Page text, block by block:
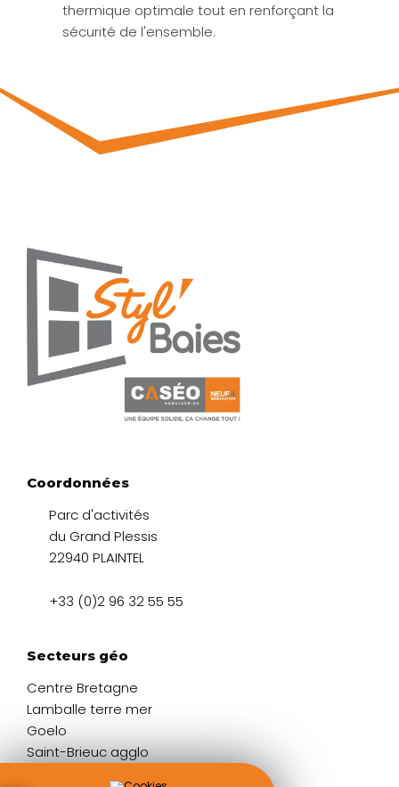
thermique optimale tout en renforçant la
sécurité de l'ensemble.
Coordonnées
Parc d'activités
du Grand Plessis
22940 PLAINTEL
+33 (0)2 96 32 55 55
Secteurs géo
Centre Bretagne
Lamballe terre mer
Goelo
Saint-Brieuc agglo